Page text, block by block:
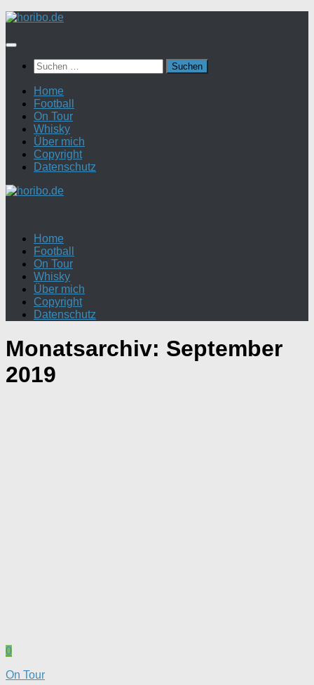
Zum
springen
Suchen
nach:
Home
Football
On Tour
Whisky
Über mich
Copyright
Datenschutz
Home
Football
On Tour
Whisky
Über mich
Copyright
Datenschutz
Monatsarchiv: September
2019
0
On Tour